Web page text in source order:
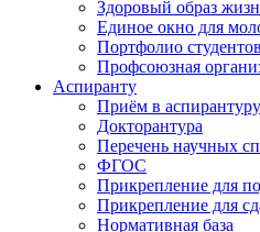
Здоровый образ
Единое окно для
Портфолио студентов
Профсоюзная
Аспиранту
Приём в аспирантуру
Докторантура
Перечень научных
ФГОС
Прикрепление для
Прикрепление для
Нормативная база